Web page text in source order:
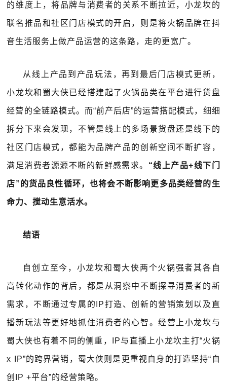
的维度上，将品牌与消费者的关系不断拉近，小龙坎的
联名推品和社区门店模式的开启，则是将火锅品牌在抖
音生活服务上做产品运营的这条路，走的更宽广。
从线上产品到产品玩法，再到最后门店模式更新，
小龙坎和蜀大侠已经搭建起了火锅品类在平台进行货盘
经营的全链路模式。而“前产后店”的运营搭配模式，细细
拆分下来会发现，不管是线上的多场景货盘还是线下的
社区门店模式，都能为品牌产品的创新空间不断扩容，
满足消费者源源不断的新鲜感需求。 “线上产品+线下门
店”的货品良性循环，也将会不断影响更多品类经营的生
命力、搅动生意活水。
结语
自创立至今，小龙坎和蜀大侠两个火锅强者其各自
高转化动作的背后，都是从洞察中不断探寻消费者的新
需求，不断通过专属的IP打造、创新的营销策划以及直
播新玩法等更好地抓住消费者的心智。经营上小龙坎与
蜀大侠也有着不同的侧重，IP与直播上小龙坎主打“火锅
x IP”的跨界营销，蜀大侠则是更重视自身的打造坚持“自
创IP +平台”的经营策略。